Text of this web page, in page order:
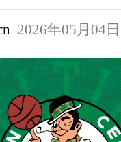
2026年05月04